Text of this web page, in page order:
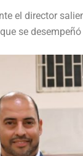
el director
se